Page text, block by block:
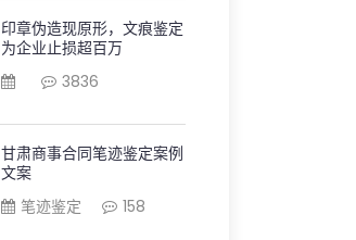
印章伪造现原形，文痕鉴定
为企业止损超百万
3836
甘肃商事合同笔迹鉴定案例
文案
笔迹鉴定
158